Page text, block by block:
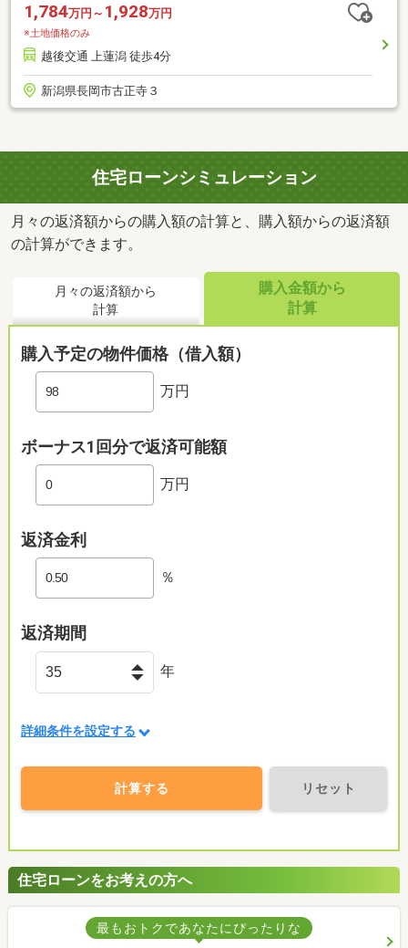
1,784万円～ 1,928万円
※土地価格のみ
越後交通 上蓮潟 徒歩4分
新潟県長岡市古正寺３
住宅ローンシミュレーション
月々の返済額からの購入額の計算と、購入額からの返済額
の計算ができます。
月々の返済額から
計算
購入金額から
計算
購入予定の物件価格（借入額）
万円
ボーナス1回分で返済可能額
万円
返済金利
％
返済期間
年
詳細条件を設定する
計算する リセット
住宅ローンをお考えの方へ
最もおトクであなたにぴったりな